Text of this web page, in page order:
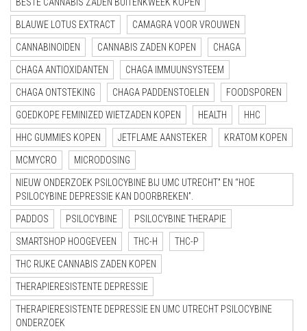
BLAUWE LOTUS EXTRACT CAMAGRA VOOR VROUWEN
CANNABINOIDEN CANNABIS ZADEN KOPEN CHAGA
CHAGA ANTIOXIDANTEN CHAGA IMMUUNSYSTEEM
CHAGA ONTSTEKING CHAGA PADDENSTOELEN FOODSPOREN
GOEDKOPE FEMINIZED WIETZADEN KOPEN HEALTH HHC
HHC GUMMIES KOPEN JETFLAME AANSTEKER KRATOM KOPEN
MCMYCRO MICRODOSING
NIEUW ONDERZOEK PSILOCYBINE BIJ UMC UTRECHT” EN “HOE
PSILOCYBINE DEPRESSIE KAN DOORBREKEN”.
PADDOS PSILOCYBINE PSILOCYBINE THERAPIE
SMARTSHOP HOOGEVEEN THC-H THC-P
THC RIJKE CANNABIS ZADEN KOPEN
THERAPIERESISTENTE DEPRESSIE
THERAPIERESISTENTE DEPRESSIE EN UMC UTRECHT PSILOCYBINE
ONDERZOEK